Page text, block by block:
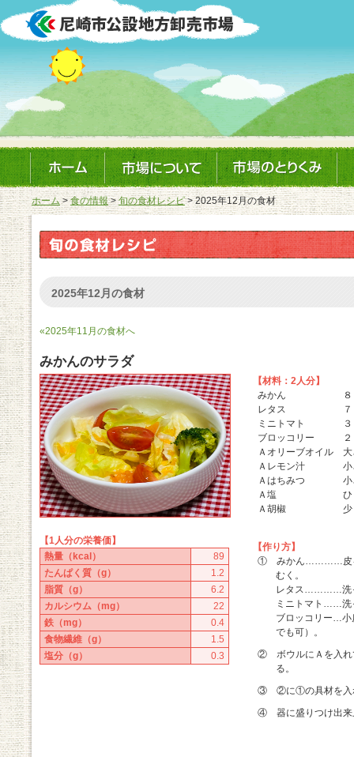
ホーム> 食の情報>旬の食材レシピ> 2025年12月の食材
2025年12月の食材
«2025年11月の食材へ
みかんのサラダ
【1人分の栄養価】
熱量（kcal）
89
たんぱく質（g）
1.2
脂質（g）
6.2
カルシウム（mg）
22
鉄（mg）
0.4
食物繊維（g）
1.5
塩分（g）
0.3
【材料：2人分】
みかん ８０ｇ
レタス ７
ミニトマト ３０
ブロッコリー ２
Ａオリーブオイル 大
Ａレモン汁 小さ
Ａはちみつ 小さ
Ａ塩 ひと
Ａ胡椒 少
【作り方】
① みかん…………皮を
むく。
レタス…………洗
ミニトマト……洗
ブロッコリー…小
でも可）。
② ボウルにＡを入れ
る。
③ ②に①の具材を入
④ 器に盛りつけ出来